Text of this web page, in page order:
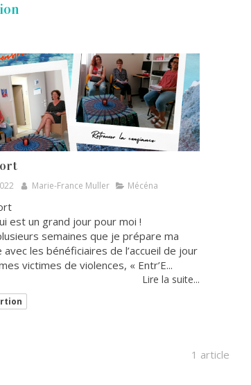
Marie-France Muller Mécéna
est un grand jour pour moi !
semaines que je prépare ma
les bénéficiaires de l’accueil de jour
victimes de violences, « Entr’E...
Lire la suite...
1 article